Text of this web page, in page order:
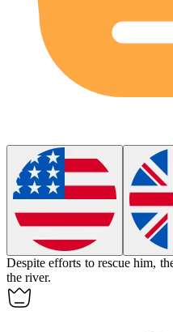
Despite efforts to rescue him,
the river.